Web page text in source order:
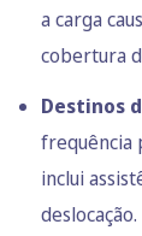
a carga
cobertura
Destinos
frequência
inclui